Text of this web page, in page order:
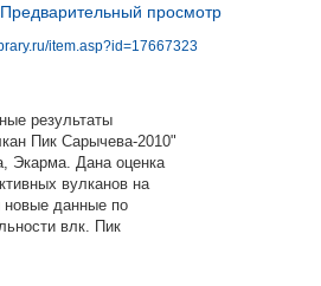
Предварительный просмотр
item.asp?id=17667323
результаты
Пик Сарычева-2010"
Экарма. Дана оценка
вулканов на
новые данные по
влк. Пик